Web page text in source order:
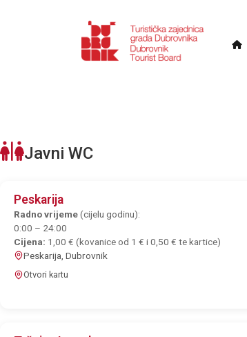
Javni WC
Peskarija
Radno vrijeme(cijelu godinu):
0:00 – 24:00
Cijena: 1,00 € (kovanice od 1 € i 0,50 € te kartice)
Peskarija, Dubrovnik
Otvori kartu